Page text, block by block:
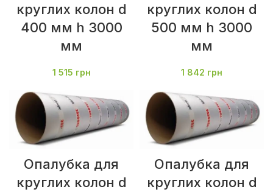
круглих колон d
400 мм h 3000
мм
1 515 грн
круглих колон d
500 мм h 3000
мм
1 842 грн
Опалубка для
круглих колон d
Опалубка для
круглих колон d